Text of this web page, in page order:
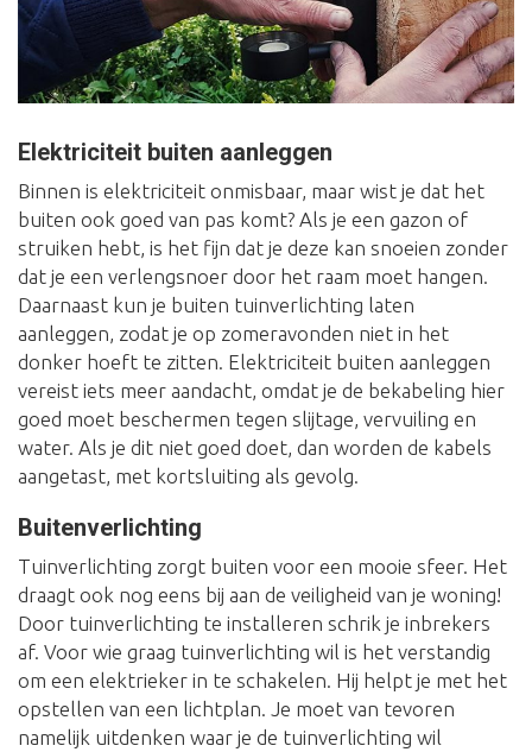
Elektriciteit buiten aanleggen
Binnen is elektriciteit onmisbaar, maar wist je dat het
buiten ook goed van pas komt? Als je een gazon of
struiken hebt, is het fijn dat je deze kan snoeien zonder
dat je een verlengsnoer door het raam moet hangen.
Daarnaast kun je buiten tuinverlichting laten
aanleggen, zodat je op zomeravonden niet in het
donker hoeft te zitten. Elektriciteit buiten aanleggen
vereist iets meer aandacht, omdat je de bekabeling hier
goed moet beschermen tegen slijtage, vervuiling en
water. Als je dit niet goed doet, dan worden de kabels
aangetast, met kortsluiting als gevolg.
Buitenverlichting
Tuinverlichting zorgt buiten voor een mooie sfeer. Het
draagt ook nog eens bij aan de veiligheid van je woning!
Door tuinverlichting te installeren schrik je inbrekers
af. Voor wie graag tuinverlichting wil is het verstandig
om een elektrieker in te schakelen. Hij helpt je met het
opstellen van een lichtplan. Je moet van tevoren
namelijk uitdenken waar je de tuinverlichting wil